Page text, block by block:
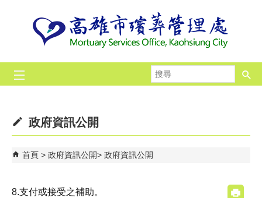
尋
政府資訊公開
首頁 政府資訊公開 政府資訊公開
8.支付或接受之補助。